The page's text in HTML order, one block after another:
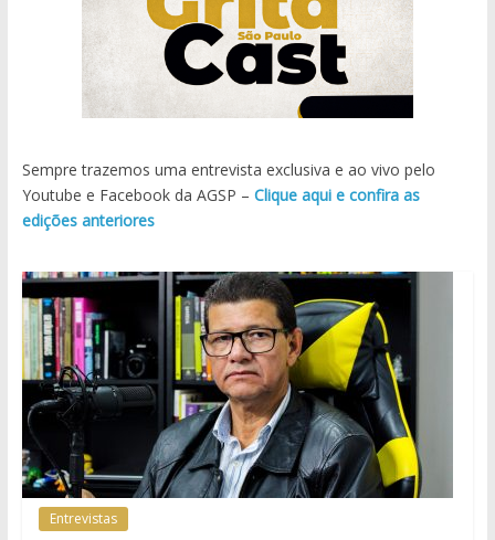
Sempre trazemos uma entrevista exclusiva e ao vivo pelo
Youtube e Facebook da AGSP – Clique aqui e confira as
edições anteriores
Entrevistas